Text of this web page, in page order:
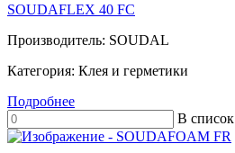
SOUDAFLEX 40 FC
Производитель: SOUDAL
Категория: Клея и герметики
Подробнее
В список